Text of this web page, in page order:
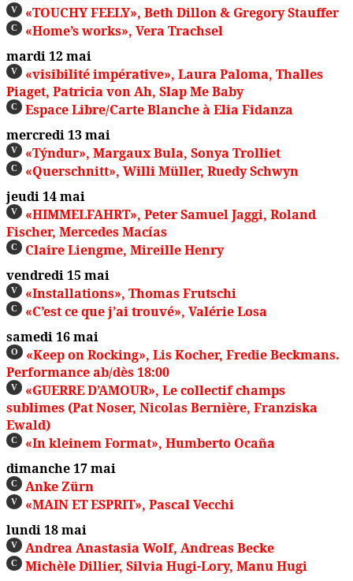
V «TOUCHY FEELY», Beth Dillon & Gregory Stauffer
C
«Home’s works», Vera Trachsel
mardi 12 mai
V
«visibilité impérative», Laura Paloma, Thalles
Piaget, Patricia von Ah, Slap Me Baby
C
Espace Libre/Carte Blanche à Elia Fidanza
mercredi 13 mai
V «Týndur», Margaux Bula, Sonya Trolliet
C
«Querschnitt», Willi Müller, Ruedy Schwyn
jeudi 14 mai
V
«HIMMELFAHRT», Peter Samuel Jaggi, Roland
Fischer, Mercedes Macías
C
Claire Liengme, Mireille Henry
vendredi 15 mai
V «Installations», Thomas Frutschi
C
«C’est ce que j’ai trouvé», Valérie Losa
samedi 16 mai
O
«Keep on Rocking», Lis Kocher, Fredie Beckmans.
Performance ab/dès 18:00
V
«GUERRE D’AMOUR», Le collectif champs
sublimes (Pat Noser, Nicolas Bernière, Franziska
Ewald)
C
«In kleinem Format», Humberto Ocaña
dimanche 17 mai
C Anke Zürn
V
«MAIN ET ESPRIT», Pascal Vecchi
lundi 18 mai
V Andrea Anastasia Wolf, Andreas Becke
C
Michèle Dillier, Silvia Hugi-Lory, Manu Hugi